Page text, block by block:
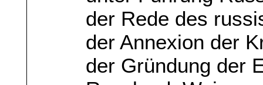
der Rede des
der Annexion der
der Gründung der